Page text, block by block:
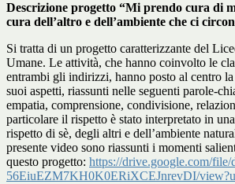
Descrizione progetto “Mi prendo cura di
cura dell’altro e dell’ambiente che ci
Si tratta di un progetto caratterizzante del
Umane. Le attività, che hanno coinvolto le
entrambi gli indirizzi, hanno posto al centro
suoi aspetti, riassunti nelle seguenti parole-
empatia, comprensione, condivisione,
particolare il rispetto è stato interpretato in
rispetto di sè, degli altri e dell’ambiente
presente video sono riassunti i momenti
questo progetto: https://drive.google.com/file/
56EiuEZM7KH0K0ERiXCEJnrevDI/